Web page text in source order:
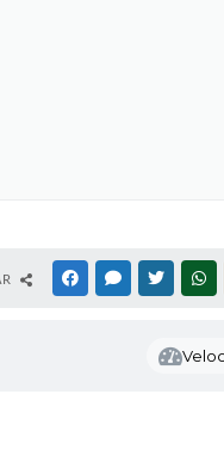
FACEBOOKMESSENGER
TWITTER